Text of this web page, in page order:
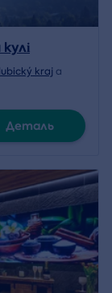
kraj a
Деталь